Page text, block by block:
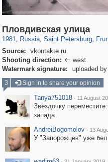
Пловдивская улица
1981, Russia
1,405,779 29,243
, Saint Petersburg
197,057 5,709
,
Source:
vkontakte.ru
Shooting direction:  west
Watermark signature:
uploaded
3
Sign in to share your opinion
Tanya751018 · 11 August
Звёздочку
запада.
AndreiBogomolov · 13
У "Запорожцев" уже